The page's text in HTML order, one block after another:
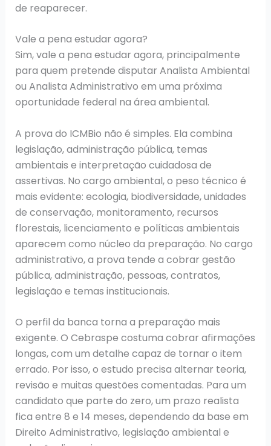
de reaparecer.
Vale a pena estudar agora?
Sim, vale a pena estudar agora, principalmente
para quem pretende disputar Analista Ambiental
ou Analista Administrativo em uma próxima
oportunidade federal na área ambiental.
A prova do ICMBio não é simples. Ela combina
legislação, administração pública, temas
ambientais e interpretação cuidadosa de
assertivas. No cargo ambiental, o peso técnico é
mais evidente: ecologia, biodiversidade, unidades
de conservação, monitoramento, recursos
florestais, licenciamento e políticas ambientais
aparecem como núcleo da preparação. No cargo
administrativo, a prova tende a cobrar gestão
pública, administração, pessoas, contratos,
legislação e temas institucionais.
O perfil da banca torna a preparação mais
exigente. O Cebraspe costuma cobrar afirmações
longas, com um detalhe capaz de tornar o item
errado. Por isso, o estudo precisa alternar teoria,
revisão e muitas questões comentadas. Para um
candidato que parte do zero, um prazo realista
fica entre 8 e 14 meses, dependendo da base em
Direito Administrativo, legislação ambiental e